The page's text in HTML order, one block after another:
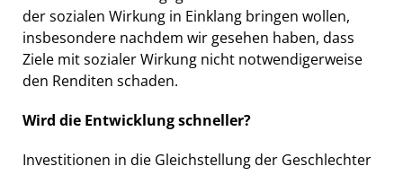
der sozialen Wirkung in Einklang bringen wollen,
insbesondere nachdem wir gesehen haben, dass
Ziele mit sozialer Wirkung nicht notwendigerweise
den Renditen schaden.
Wird die Entwicklung schneller?
Investitionen in die Gleichstellung der Geschlechter